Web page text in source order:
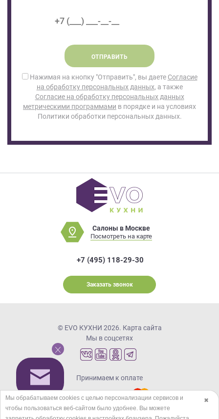
ОТПРАВИТЬ
Нажимая на кнопку "Отправить", вы даете Согласие
на обработку персональных данных, а также
Согласие на обработку персональных данных
метрическими программами в порядке и на условиях
Политики обработки персональных данных.
Салоны в Москве
Посмотреть на карте
+7 (495) 118-29-30
Заказать звонок
© EVO КУХНИ 2026. Карта сайта
Мы в соцсетях
Принимаем к оплате
Кредиты и рассрочка
✖
Мы обрабатываем cookies с целью персонализации сервисов и
чтобы пользоваться веб-сайтом было удобнее. Вы можете